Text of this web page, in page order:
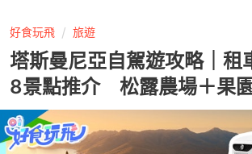
好食玩飛 旅遊
塔斯曼尼亞自駕遊攻略｜租
8景點推介 松露農場＋果園